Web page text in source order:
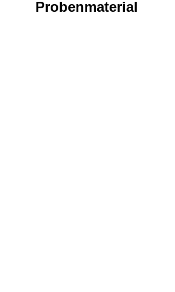
Pro­ben­ma­te­rial